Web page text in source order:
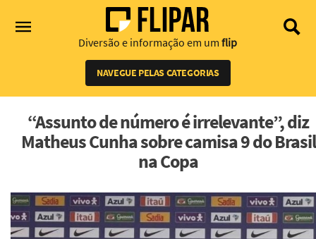
Diversão e informação em um flip
NAVEGUE PELAS CATEGORIAS
“Assunto de número é irrelevante”, diz
Matheus Cunha sobre camisa 9 do Brasil
na Copa